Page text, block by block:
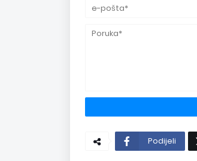
Podijeli